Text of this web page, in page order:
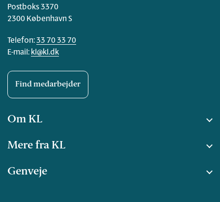
Postboks 3370
2300 København S
Telefon:33 70 33 70
E-mail: kl@kl.dk
Find medarbejder
Om KL
Mere fra KL
Genveje